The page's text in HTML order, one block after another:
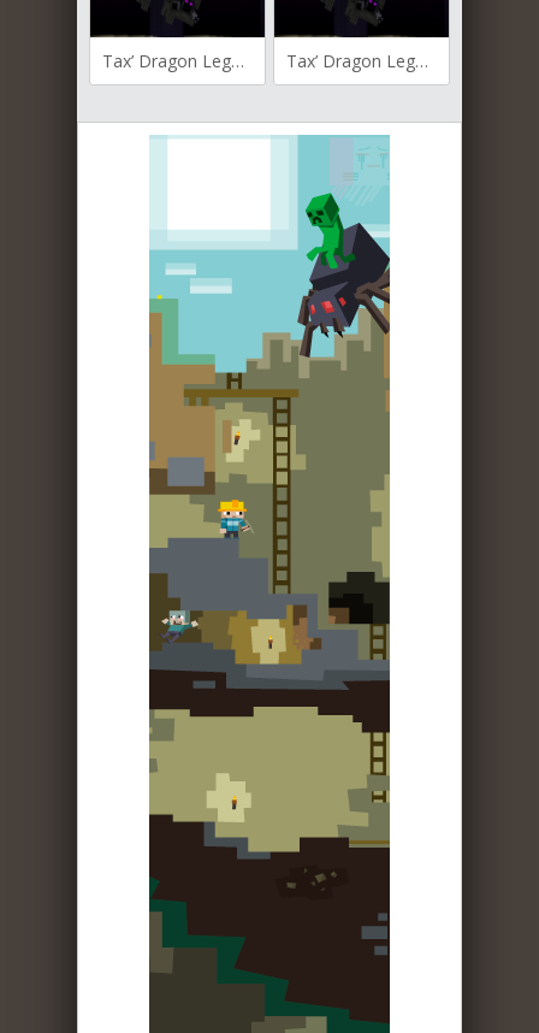
Tax’ Dragon Legend для Майнкрафт [1.20.1, 1.20] Tax’ Dragon Legend для Майнкрафт [1.19.4, 1.19.2, 1.18.2]